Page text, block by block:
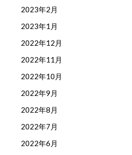
2023年2月
2023年1月
2022年12月
2022年11月
2022年10月
2022年9月
2022年8月
2022年7月
2022年6月